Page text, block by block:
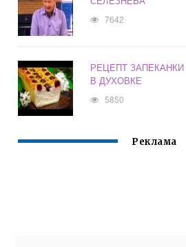
7642
РЕЦЕПТ
В ДУХОВКЕ
5850
Реклама